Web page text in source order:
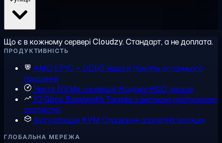
Що є в кожному сервері Cloudzy. Стандарт, а не доплата.
ПРОДУКТИВНІСТЬ
AMD EPYC + DDR5 Ядра й пам'ять останнього
покоління
Чисте NVMe-сховищеЖодних HDD, ніколи
10 Gbps Bandwidth Тарифи з високою пропускною
здатністю
Віртуалізація KVM Справжня апаратна ізоляція
ГЛОБАЛЬНА МЕРЕЖА